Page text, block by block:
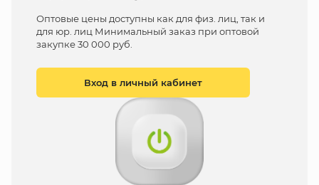
Оптовые цены доступны как для физ. лиц, так и
для юр. лиц Минимальный заказ при оптовой
закупке 30 000 руб.
Вход в личный кабинет